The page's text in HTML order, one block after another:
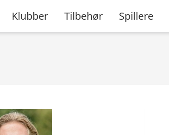
Klubber Tilbehør Spillere